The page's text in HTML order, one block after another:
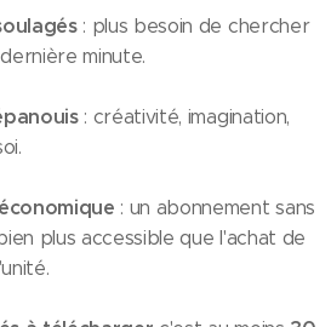
: plus besoin de chercher
minute.
: créativité, imagination,
: un abonnement sans
plus accessible que l'achat de